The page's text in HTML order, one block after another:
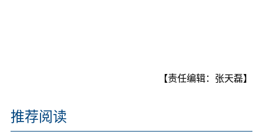
【责任编辑：张天磊】
推荐阅读